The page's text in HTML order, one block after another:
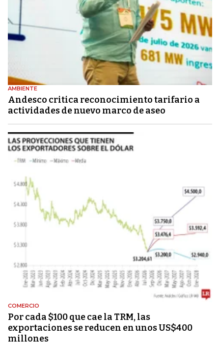
AMBIENTE
Andesco critica reconocimiento tarifario a
actividades de nuevo marco de aseo
COMERCIO
Por cada $100 que cae la TRM, las
exportaciones se reducen en unos US$400
millones